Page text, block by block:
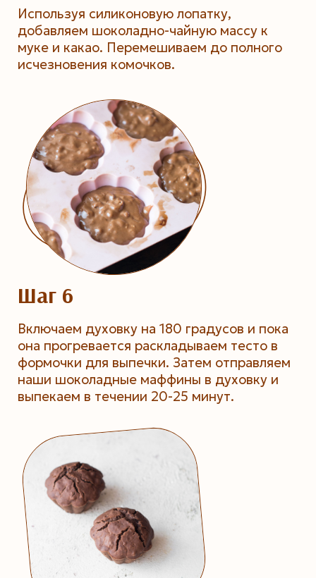
Используя силиконовую лопатку,
добавляем шоколадно-чайную массу к
муке и какао. Перемешиваем до полного
исчезновения комочков.
Шаг 6
Включаем духовку на 180 градусов и пока
она прогревается раскладываем тесто в
формочки для выпечки. Затем отправляем
наши шоколадные маффины в духовку и
выпекаем в течении 20-25 минут.